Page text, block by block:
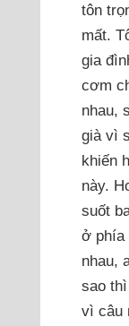
tôn
mất.
gia
cơm
nhau,
già vì
khiến
này.
suốt
ở phía
nhau,
sao
vì câu